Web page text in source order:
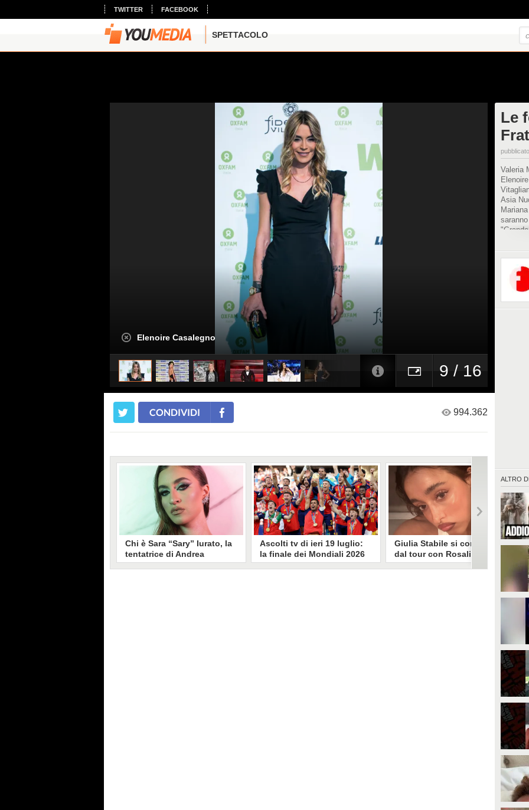
TWITTER FACEBOOK
SPETTACOLO
Elenoire Casalegno
9 / 16
Le
Valeria
Asia
Blasi e
ALTRO DI
CONDIVIDI 994.362
Chi è Sara “Sary” Iurato, la
tentatrice di Andrea
Petraroli a Temptation
Ascolti tv di ieri 19 luglio:
la finale dei Mondiali 2026
Spagna-Argentina
Giulia Stabile si confessa
dal tour con Rosalia: "Non
sono stata bene, costretta
ballo di Rosalia, Giulia Stabile si è
altri. A volte è già dentro di noi".